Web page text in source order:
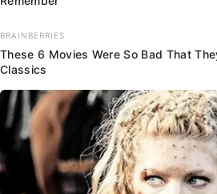
BRAINBERRIES
These 6 Movies Were So Bad That
Classics